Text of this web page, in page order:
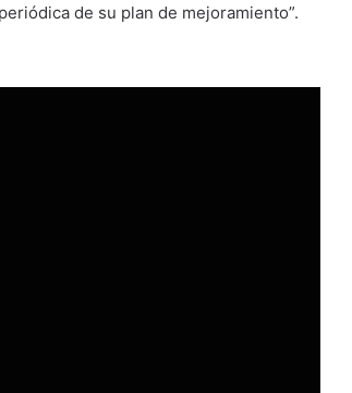
de su plan de mejoramiento”.